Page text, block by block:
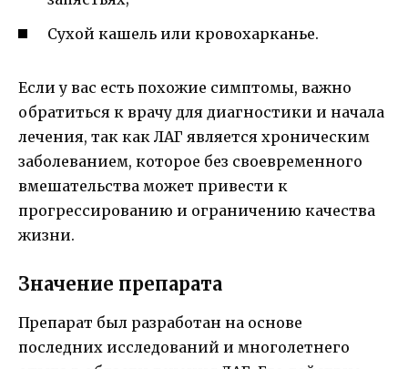
Сухой кашель или кровохарканье.
Если у вас есть похожие симптомы, важно
обратиться к врачу для диагностики и начала
лечения, так как ЛАГ является хроническим
заболеванием, которое без своевременного
вмешательства может привести к
прогрессированию и ограничению качества
жизни.
Значение препарата
Препарат был разработан на основе
последних исследований и многолетнего